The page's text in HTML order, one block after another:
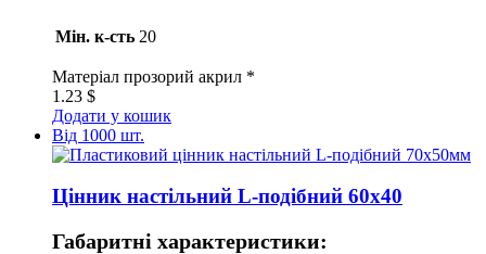
Мін. к-сть 20
Матеріал прозорий акрил *
1.23 $
Додати у кошик
Від 1000 шт.
Цінник настільний L-подібний 60х40
Габаритні характеристики: